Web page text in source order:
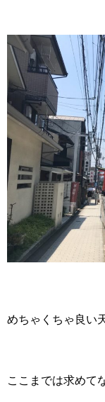
めちゃくちゃ良い
ここまでは求めて